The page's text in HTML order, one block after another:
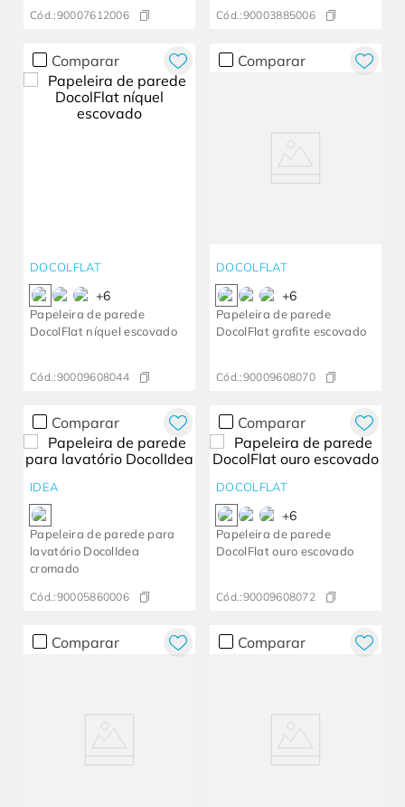
Cód.:90007612006 Cód.:90003885006
Comparar
DOCOLFLAT
+6
Papeleira de parede
DocolFlat níquel escovado
Cód.:90009608044
Comparar
DOCOLFLAT
+6
Papeleira de parede
DocolFlat grafite escovado
Cód.:90009608070
Comparar
IDEA
Papeleira de parede para
lavatório DocolIdea
cromado
Cód.:90005860006
Comparar
DOCOLFLAT
+6
Papeleira de parede
DocolFlat ouro escovado
Cód.:90009608072
Comparar Comparar